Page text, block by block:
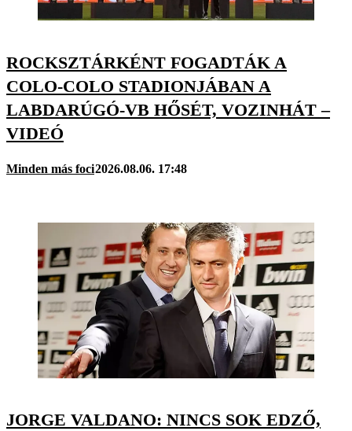
ROCKSZTÁRKÉNT FOGADTÁK A
COLO-COLO STADIONJÁBAN A
LABDARÚGÓ-VB HŐSÉT, VOZINHÁT –
VIDEÓ
Minden más foci2026.08.06. 17:48
JORGE VALDANO: NINCS SOK EDZŐ,